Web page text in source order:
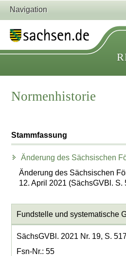
Navigation
Normenhistorie
Stammfassung
Änderung des Sächsischen
Änderung des Sächsischen
12. April 2021 (SächsGVBl. S.
Fundstelle und systematische
SächsGVBl. 2021 Nr. 19, S.
Fsn-Nr.: 55